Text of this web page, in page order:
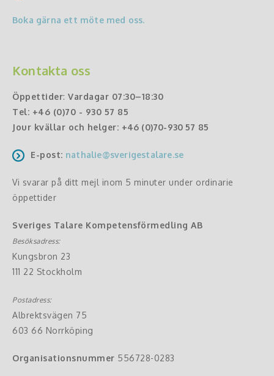
Boka gärna ett möte med oss.
Kontakta oss
Öppettider: Vardagar 07:30–18:30
Tel: +46 (0)70 - 930 57 85
Jour kvällar och helger: +46 (0)70-930 57 85
E-post: nathalie@sverigestalare.se
Vi svarar på ditt mejl inom 5 minuter under ordinarie
öppettider
Sveriges Talare Kompetensförmedling AB
Besöksadress:
Kungsbron 23
111 22 Stockholm
Postadress:
Albrektsvägen 75
603 66 Norrköping
Organisationsnummer 556728-0283